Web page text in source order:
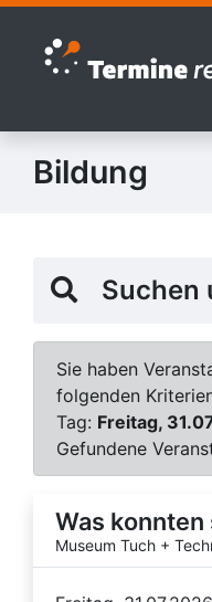
Zur Navigation springen
Zum Inhalt springen
Bildung
Suchen
Sie haben
folgenden
Tag: Freitag,
Gefundene
Was konnten
Museum Tuch +